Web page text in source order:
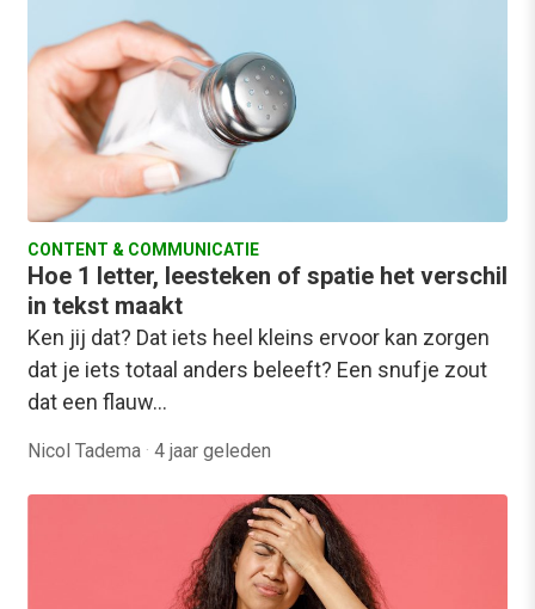
CONTENT & COMMUNICATIE
Hoe 1 letter, leesteken of spatie het verschil
in tekst maakt
Ken jij dat? Dat iets heel kleins ervoor kan zorgen
dat je iets totaal anders beleeft? Een snufje zout
dat een flauw…
Nicol Tadema · 4 jaar geleden